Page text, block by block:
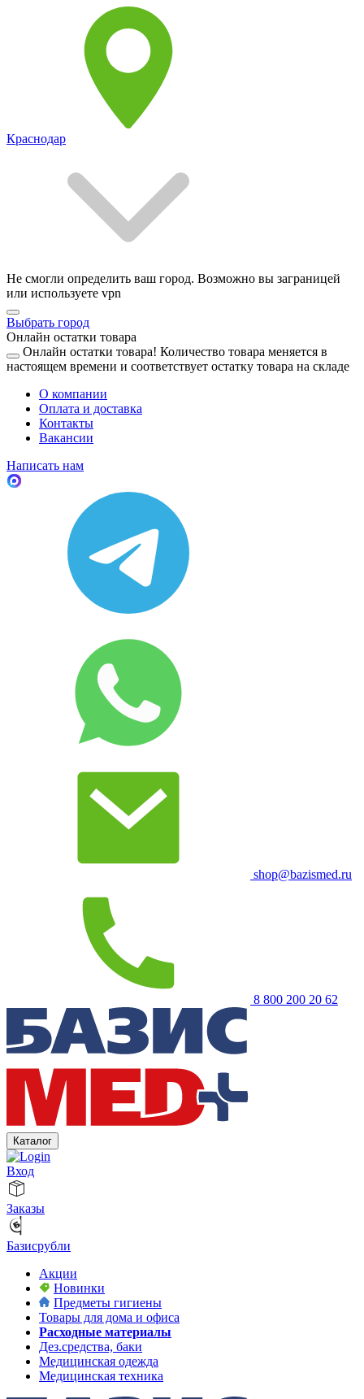
Краснодар
Не смогли определить ваш город. Возможно вы заграницей
или используете vpn
Выбрать город
Онлайн остатки товара
Онлайн остатки товара! Количество товара меняется в
настоящем времени и соответствует остатку товара на складе
О компании
Оплата и доставка
Контакты
Вакансии
Написать нам
shop@bazismed.ru
8 800 200 20 62
Каталог
Вход
Заказы
Базисрубли
Акции
Новинки
Предметы гигиены
Товары для дома и офиса
Расходные материалы
Дез.средства, баки
Медицинская одежда
Медицинская техника